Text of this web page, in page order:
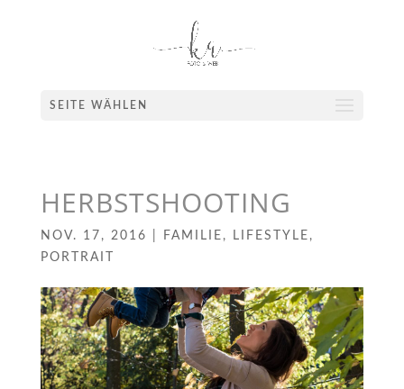
SEITE WÄHLEN
HERBSTSHOOTING
NOV. 17, 2016 FAMILIE , LIFESTYLE ,
PORTRAIT